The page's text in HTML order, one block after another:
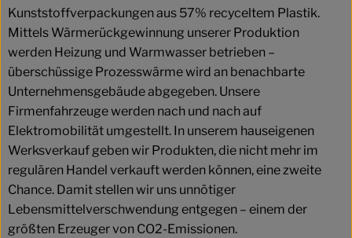
Kunststoffverpackungen aus 57% recyceltem Plastik.
Mittels Wärmerückgewinnung unserer Produktion
werden Heizung und Warmwasser betrieben –
überschüssige Prozesswärme wird an benachbarte
Unternehmensgebäude abgegeben. Unsere
Firmenfahrzeuge werden nach und nach auf
Elektromobilität umgestellt. In unserem hauseigenen
Werksverkauf geben wir Produkten, die nicht mehr im
regulären Handel verkauft werden können, eine zweite
Chance. Damit stellen wir uns unnötiger
Lebensmittelverschwendung entgegen – einem der
größten Erzeuger von CO2-Emissionen.